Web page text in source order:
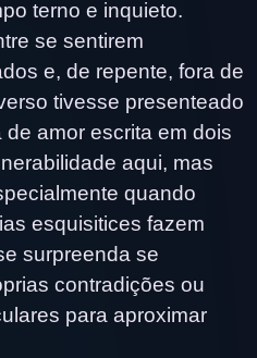
terno e inquieto.
se sentirem
e, de repente, fora de
tivesse presenteado
amor escrita em dois
aqui, mas
quando
esquisitices fazem
surpreenda se
contradições ou
para aproximar